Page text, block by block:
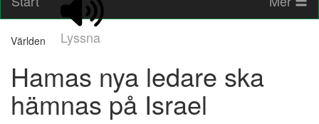
Lyssna
Världen
Hamas nya ledare ska
hämnas på Israel